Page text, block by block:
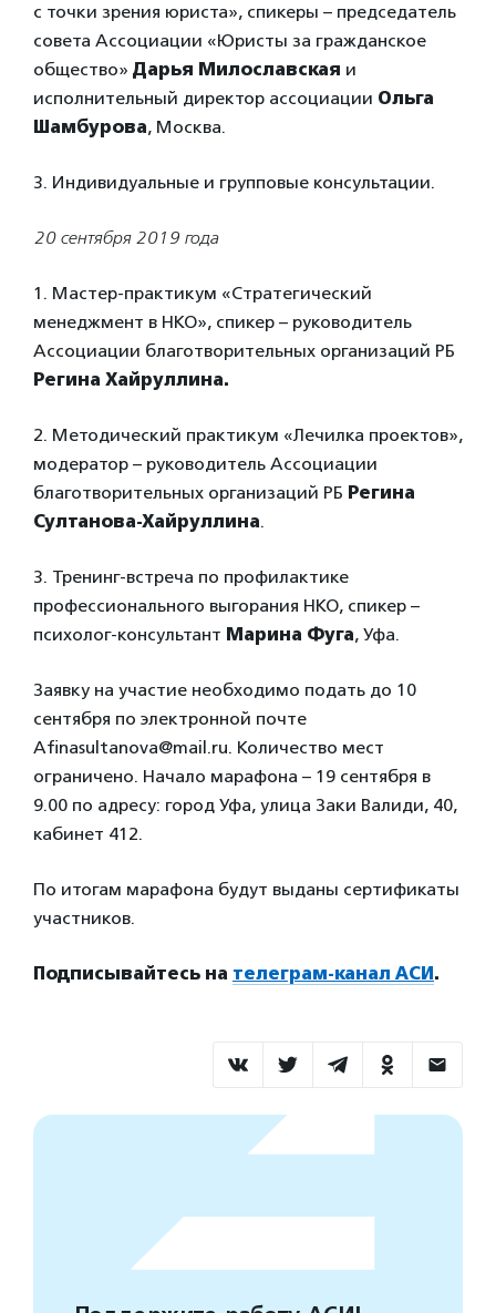
с точки зрения юриста», спикеры – председатель
совета Ассоциации «Юристы за гражданское
общество» Дарья Милославская и
исполнительный директор ассоциации Ольга
Шамбурова, Москва.
3. Индивидуальные и групповые консультации.
20 сентября 2019 года
1. Мастер-практикум «Стратегический
менеджмент в НКО», спикер – руководитель
Ассоциации благотворительных организаций РБ
Регина Хайруллина.
2. Методический практикум «Лечилка проектов»,
модератор – руководитель Ассоциации
благотворительных организаций РБ Регина
Султанова-Хайруллина.
3. Тренинг-встреча по профилактике
профессионального выгорания НКО, спикер –
психолог-консультант Марина Фуга, Уфа.
Заявку на участие необходимо подать до 10
сентября по электронной почте
Afinasultanova@mail.ru. Количество мест
ограничено. Начало марафона – 19 сентября в
9.00 по адресу: город Уфа, улица Заки Валиди, 40,
кабинет 412.
По итогам марафона будут выданы сертификаты
участников.
Подписывайтесь на телеграм-канал АСИ.